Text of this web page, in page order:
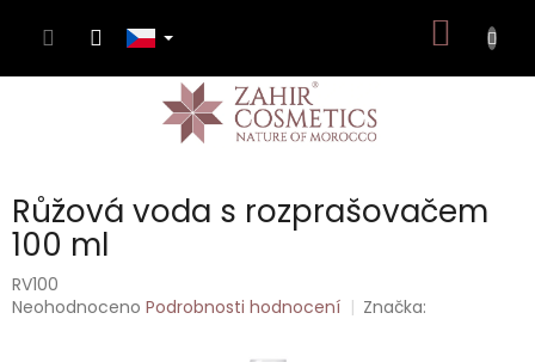
KOŠÍK
Růžová voda s rozprašovačem
100 ml
RV100
Průměrné
Neohodnoceno Podrobnosti hodnocení Značka: